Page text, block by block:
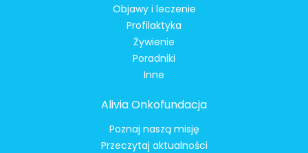
Objawy i leczenie
Profilaktyka
Żywienie
Poradniki
Inne
Alivia Onkofundacja
Poznaj naszą misję
Przeczytaj aktualności